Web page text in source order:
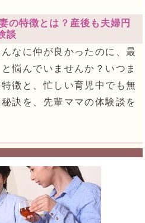
の特徴とは？産後も夫婦円
談
なに仲が良かったのに、最
悩んでいませんか？いつま
徴と、忙しい育児中でも無
訣を、先輩ママの体験談を